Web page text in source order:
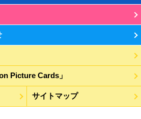
Picture Cards」
サイトマップ